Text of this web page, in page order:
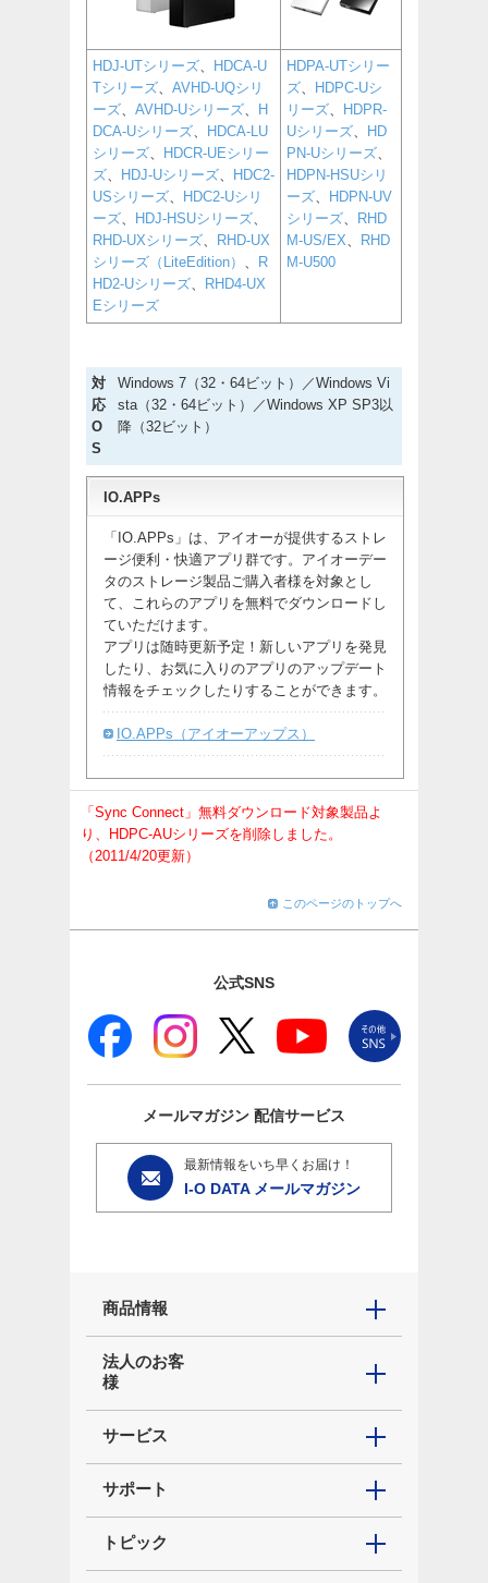
HDJ-UTシリーズ
HDCA-U
Tシリーズ
AVHD-UQシリ
ーズ
AVHD-Uシリーズ
H
DCA-Uシリーズ
HDCA-LU
シリーズ
HDCR-UEシリー
ズ
HDJ-Uシリーズ
HDC2-
USシリーズ
HDC2-Uシリ
ーズ
HDJ-HSUシリーズ
RHD-UXシリーズ
RHD-UX
シリーズ（LiteEdition）
R
HD2-Uシリーズ
RHD4-UX
Eシリーズ
HDPA-UTシリー
ズ
HDPC-Uシ
リーズ
HDPR-
Uシリーズ
HD
PN-Uシリーズ
HDPN-HSUシリ
ーズ
HDPN-UV
シリーズ
RHD
M-US/EX
RHD
M-U500
対
応
O
S
Windows 7（32・64ビット）／Windows Vi
sta（32・64ビット）／Windows XP SP3以
降（32ビット）
IO.APPs
「IO.APPs」は、アイオーが提供するストレ
ージ便利・快適アプリ群です。アイオーデー
タのストレージ製品ご購入者様を対象とし
て、これらのアプリを無料でダウンロードし
ていただけます。
アプリは随時更新予定！新しいアプリを発見
したり、お気に入りのアプリのアップデート
情報をチェックしたりすることができます。
IO.APPs（アイオーアップス）
「Sync Connect」無料ダウンロード対象製品よ
り、HDPC-AUシリーズを削除しました。
（2011/4/20更新）
このページのトップへ
公式SNS
メールマガジン 配信サービス
最新情報をいち早くお届け！
I-O DATA メールマガジン
商品情報
法人のお客
様
サービス
サポート
トピック